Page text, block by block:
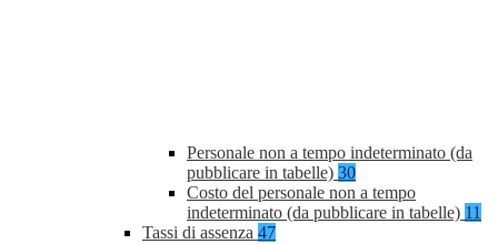
Personale non a tempo indeterminato (da
pubblicare in tabelle) 30
Costo del personale non a tempo
indeterminato (da pubblicare in tabelle) 11
Tassi di assenza 47